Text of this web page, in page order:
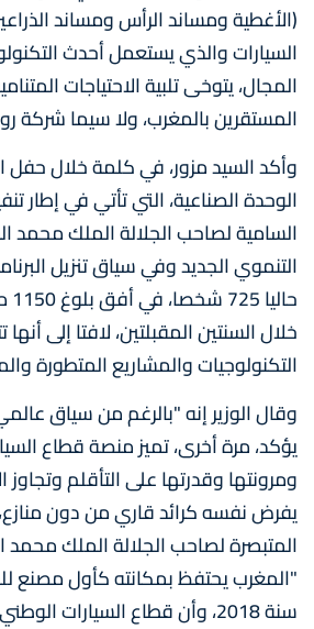
(الأغطية ومساند الرأس ومساند
السيارات والذي يستعمل أحدث
المجال، يتوخى تلبية الاحتياجات
المستقرين بالمغرب، ولا سيما شركة
وأكد السيد مزور، في كلمة خلال حفل
الوحدة الصناعية، التي تأتي في إطار
السامية لصاحب الجلالة الملك محمد
التنموي الجديد وفي سياق تنزيل
خلال السنتين المقبلتين، لافتا إلى
التكنولوجيات والمشاريع المتطورة
وقال الوزير إنه "بالرغم من سياق
يؤكد، مرة أخرى، تميز منصة قطاع
ومرونتها وقدرتها على التأقلم
يفرض نفسه كرائد قاري من دون
المتبصرة لصاحب الجلالة الملك محمد
"المغرب يحتفظ بمكانته كأول مصنع
سنة 2018، وأن قطاع السيارات